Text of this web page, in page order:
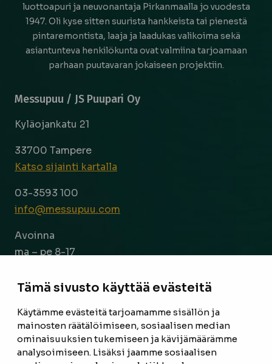
Tämä sivusto käyttää evästeitä
Käytämme evästeitä tarjoamamme sisällön ja
mainosten räätälöimiseen, sosiaalisen median
ominaisuuksien tukemiseen ja kävijämäärämme
analysoimiseen. Lisäksi jaamme sosiaalisen
luottoapuri ja neuvonantaja Pirkanmaalla jo vuodesta
1947. Oli kyse sitten suurista hankkeista tai pienestä
pintaremontista, laaja ja laadukas valikoima sekä
asiantunteva henkilökunta ovat valmiina tarjoamaan
parhaan puutavaran jokaiseen projektiin.
Messupuu / JS Puupari Oy
Kyläojankatu 21
33700 Tampere
Katso sijainti kartalla
03-3593 100
info@messupuu.com
Avoinna
ma – pe 8-17
ETUSIVU